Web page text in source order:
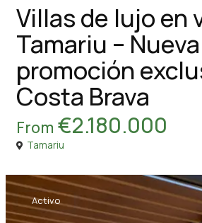
Villas de lujo en
Tamariu – Nueva
promoción
Costa Brava
From €2.180.000
Tamariu
Activo